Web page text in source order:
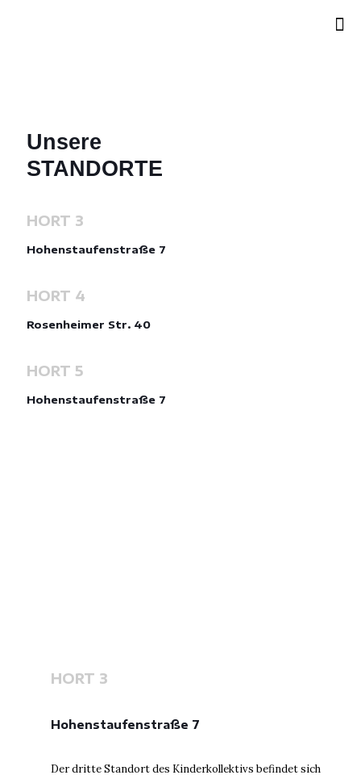
Unsere
STANDORTE
HORT 3
Hohenstaufenstraße 7
HORT 4
Rosenheimer Str. 40
HORT 5
Hohenstaufenstraße 7
HORT 3
Hohenstaufenstraße 7
Der dritte Standort des Kinderkollektivs befindet sich